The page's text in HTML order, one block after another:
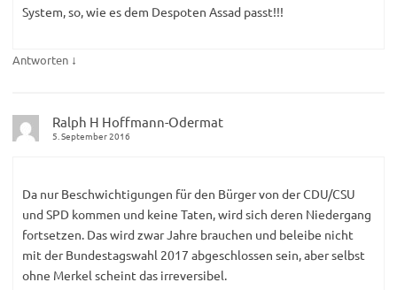
System, so, wie es dem Despoten Assad passt!!!
Antworten ↓
Ralph H Hoffmann-Odermat
5. September 2016
Da nur Beschwichtigungen für den Bürger von der CDU/CSU
und SPD kommen und keine Taten, wird sich deren Niedergang
fortsetzen. Das wird zwar Jahre brauchen und beleibe nicht
mit der Bundestagswahl 2017 abgeschlossen sein, aber selbst
ohne Merkel scheint das irreversibel.